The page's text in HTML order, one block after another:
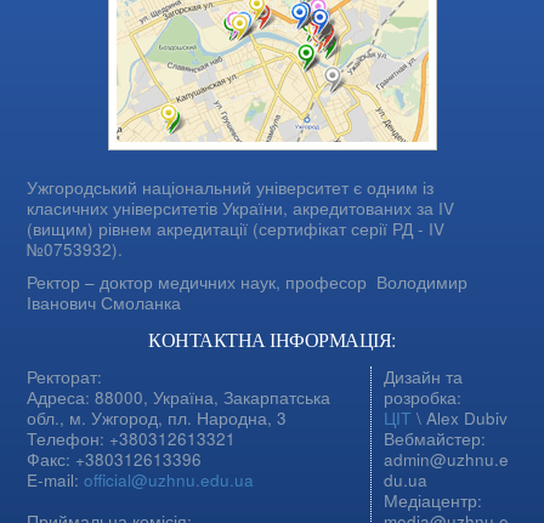
Ужгородський національний університет є одним із
класичних університетів України, акредитованих за IV
(вищим) рівнем акредитації (сертифікат серії РД - IV
№0753932).
Ректор – доктор медичних наук, професор Володимир
Іванович Смоланка
КОНТАКТНА ІНФОРМАЦІЯ:
Ректорат:
Адреса: 88000, Україна, Закарпатська
обл., м. Ужгород, пл. Народна, 3
Телефон: +380312613321
Факс: +380312613396
E-mail:official@uzhnu.edu.ua
Дизайн та
розробка:
ЦІТ \ Alex Dubiv
Вебмайстер:
admin@uzhnu.e
du.ua
Медіацентр: